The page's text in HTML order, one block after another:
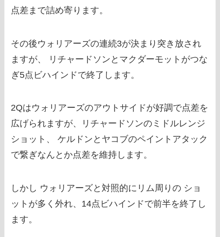
点差まで詰め寄ります。
その後ウォリアーズの連続3が決まり突き放され
ますが、 リチャードソンとマクダーモットがつな
ぎ5点ビハインドで終了します。
2Qはウォリアーズのアウトサイドが好調で点差を
広げられますが、リチャードソンのミドルレンジ
ショット、 ケルドンとヤコブのペイントアタック
で繋ぎなんとか点差を維持します。
しかし ウォリアーズと対照的にリム周りの ショ
ットが多く外れ、14点ビハインドで前半を終了し
ます。